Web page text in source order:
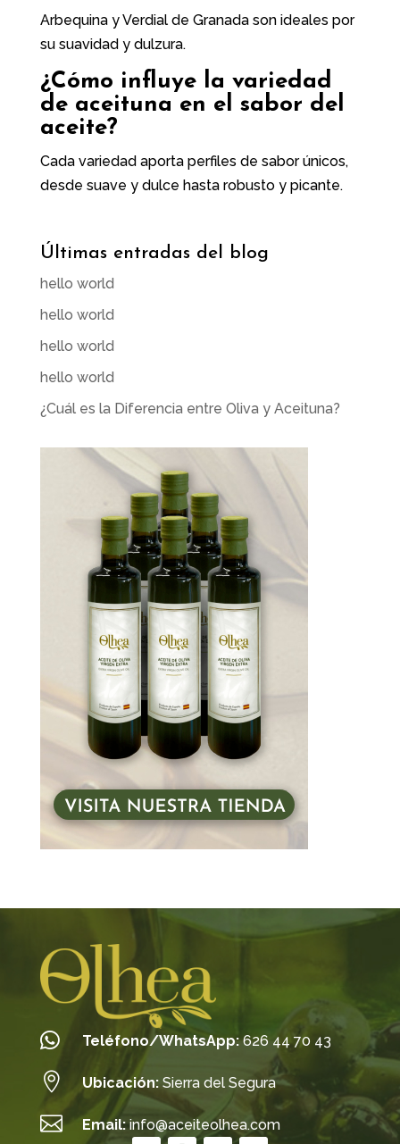
Arbequina y Verdial de Granada son ideales por
su suavidad y dulzura.
¿Cómo influye la variedad
de aceituna en el sabor del
aceite?
Cada variedad aporta perfiles de sabor únicos,
desde suave y dulce hasta robusto y picante.
Últimas entradas del blog
hello world
hello world
hello world
hello world
¿Cuál es la Diferencia entre Oliva y Aceituna?
 Teléfono/WhatsApp:626 44 70 43
 Ubicación:Sierra del Segura
 Email:info@aceiteolhea.com